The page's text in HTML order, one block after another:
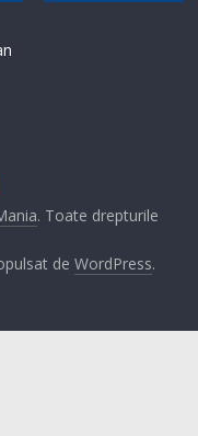
. Toate drepturile
de WordPress.